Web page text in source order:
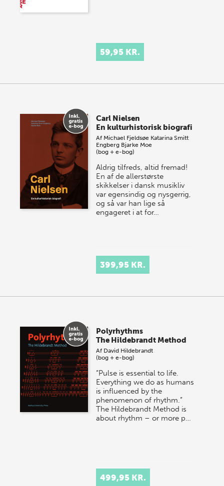
59,95 KR.
Carl Nielsen
En kulturhistorisk biografi
Af Michael Fjeldsøe Katarina Smitt
Engberg Bjarke Moe
(bog + e-bog)
Aldrig tilfreds, altid fremad!
En af de allerstørste
skikkelser i dansk musikliv
var egensindig og nysgerrig,
og så var han lige så
engageret i at for…
399,95 KR.
Polyrhythms
The Hildebrandt Method
Af David Hildebrandt
(bog + e-bog)
“Pulse is essential to life.
Everything we do as humans
is influenced by the
phenomenon of rhythm.”
The Hildebrandt Method is
about rhythm – or more p…
499,95 KR.